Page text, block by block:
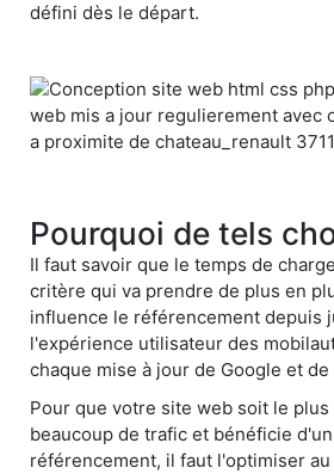
défini dès le départ.
Pourquoi de tels
Il faut savoir que le temps de
critère qui va prendre de plus en
influence le référencement depuis
l'expérience utilisateur des
chaque mise à jour de Google et de
Pour que votre site web soit le
beaucoup de trafic et bénéficie
référencement, il faut l'optimiser au